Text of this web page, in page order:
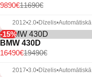
11690€
9890€
2012•2.0•Dīzelis•Automātiskā
-15%
BMW 430D
19490€
16490€
2017•3.0•Dīzelis•Automātiskā